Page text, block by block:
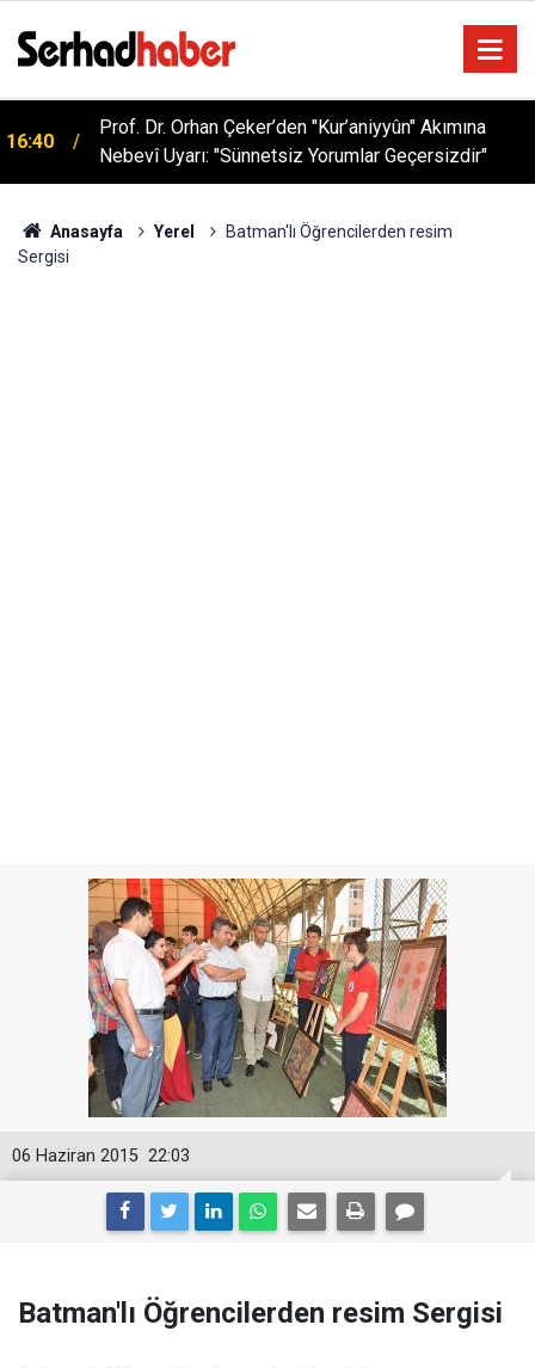
05:57
Sağlıklı Beslenmede Yeni Trend: Düşük Kalorili
Multi-Fiber İçecek Tozu
Anasayfa Yerel
Batman'lı Öğrencilerden resim
Sergisi
22:03
06 Haziran 2015
Batman'lı Öğrencilerden resim Sergisi